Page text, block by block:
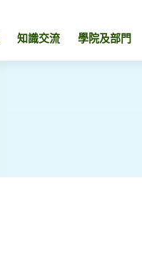
知識交流 學院及部門